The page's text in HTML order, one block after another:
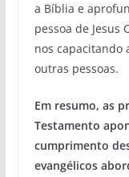
a Bíblia e
pessoa de Jesus
nos capacitando
outras pessoas.
Em resumo, as
Testamento
cumprimento
evangélicos